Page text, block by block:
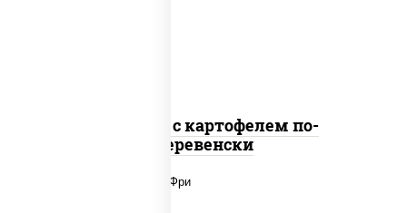
Наггетсы с картофелем по-
деревенски